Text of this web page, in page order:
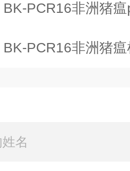
BK-PCR16非洲猪瘟
BK-PCR16非洲猪